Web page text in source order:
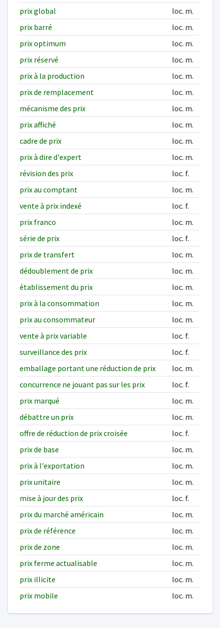
prix global
loc. m.
prix barré
loc. m.
prix optimum
loc. m.
prix réservé
loc. m.
prix à la production
loc. m.
prix de remplacement
loc. m.
mécanisme des prix
loc. m.
prix affiché
loc. m.
cadre de prix
loc. m.
prix à dire d'expert
loc. m.
révision des prix
loc. f.
prix au comptant
loc. m.
vente à prix indexé
loc. f.
prix franco
loc. m.
série de prix
loc. f.
prix de transfert
loc. m.
dédoublement de prix
loc. m.
établissement du prix
loc. m.
prix à la consommation
loc. m.
prix au consommateur
loc. m.
vente à prix variable
loc. f.
surveillance des prix
loc. f.
emballage portant une réduction de prix
loc. m.
concurrence ne jouant pas sur les prix
loc. f.
prix marqué
loc. m.
débattre un prix
loc. m.
offre de réduction de prix croisée
loc. f.
prix de base
loc. m.
prix à l'exportation
loc. m.
prix unitaire
loc. m.
mise à jour des prix
loc. f.
prix du marché américain
loc. m.
prix de référence
loc. m.
prix de zone
loc. m.
prix ferme actualisable
loc. m.
prix illicite
loc. m.
prix mobile
loc. m.